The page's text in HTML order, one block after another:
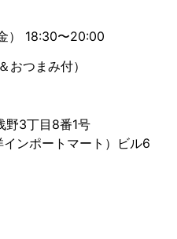
） 18:30〜20:00
おつまみ付）
野3丁目8番1号
ンポートマート）ビル6